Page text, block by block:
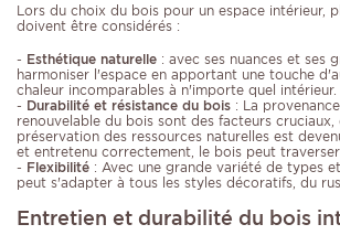
Lors du choix du bois pour un espace intérieur,
doivent être considérés :
- Esthétique naturelle : avec ses nuances et ses
harmoniser l'espace en apportant une touche
chaleur incomparables à n'importe quel intérieur.
- Durabilité et résistance du bois : La
renouvelable du bois sont des facteurs cruciaux,
préservation des ressources naturelles est
et entretenu correctement, le bois peut traverser
- Flexibilité : Avec une grande variété de types
peut s'adapter à tous les styles décoratifs, du
Entretien et durabilité du bois